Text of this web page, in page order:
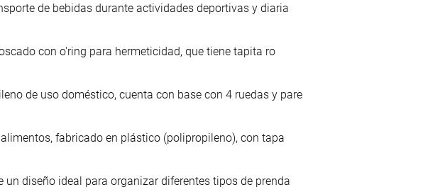
de bebidas durante actividades deportivas y diaria
con o'ring para hermeticidad, que tiene tapita ro
de uso doméstico, cuenta con base con 4 ruedas y pare
fabricado en plástico (polipropileno), con tapa
diseño ideal para organizar diferentes tipos de prenda